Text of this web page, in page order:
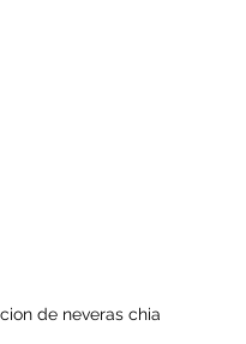
de neveras chia